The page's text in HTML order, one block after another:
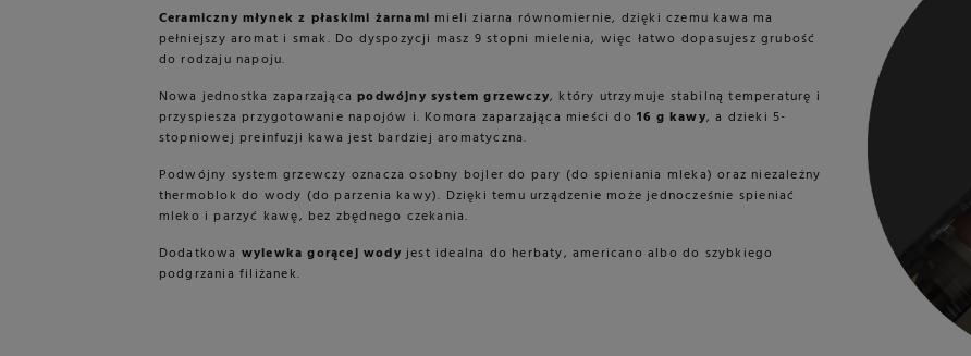
Ceramiczny młynek z płaskimi żarnami mieli ziarna równomiernie, dzięki czemu kawa ma
pełniejszy aromat i smak. Do dyspozycji masz 9 stopni mielenia, więc łatwo dopasujesz grubość
do rodzaju napoju.
Nowa jednostka zaparzającapodwójny system grzewczy, który utrzymuje stabilną temperaturę i
przyspiesza przygotowanie napojów i. Komora zaparzająca mieści do 16 g kawy, a dzieki 5-
stopniowej preinfuzji kawa jest bardziej aromatyczna.
Podwójny system grzewczy oznacza osobny bojler do pary (do spieniania mleka) oraz niezależny
thermoblok do wody (do parzenia kawy). Dzięki temu urządzenie może jednocześnie spieniać
mleko i parzyć kawę, bez zbędnego czekania.
Dodatkowa wylewka gorącej wody jest idealna do herbaty, americano albo do szybkiego
podgrzania filiżanek.